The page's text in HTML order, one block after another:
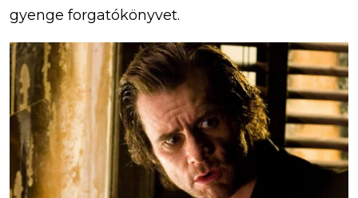
gyenge forgatókönyvet.